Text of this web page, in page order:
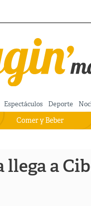
Espectáculos Deporte
Comer y Beber
llega a